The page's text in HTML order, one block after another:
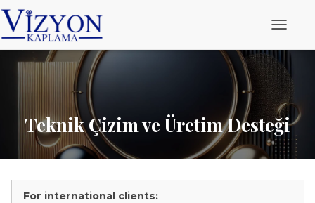
ü
ü
a
ç
/
k
a
Teknik Çizim ve Üretim Desteği
For international clients: